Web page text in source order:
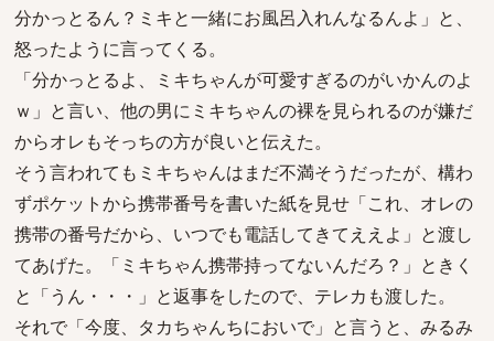
分かっとるん？ミキと一緒にお風呂入れんなるんよ」と、
怒ったように言ってくる。
「分かっとるよ、ミキちゃんが可愛すぎるのがいかんのよ
ｗ」と言い、他の男にミキちゃんの裸を見られるのが嫌だ
からオレもそっちの方が良いと伝えた。
そう言われてもミキちゃんはまだ不満そうだったが、構わ
ずポケットから携帯番号を書いた紙を見せ「これ、オレの
携帯の番号だから、いつでも電話してきてええよ」と渡し
てあげた。「ミキちゃん携帯持ってないんだろ？」ときく
と「うん・・・」と返事をしたので、テレカも渡した。
それで「今度、タカちゃんちにおいで」と言うと、みるみ